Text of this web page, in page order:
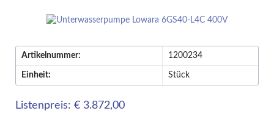
Artikelnummer: 1200234
Einheit: Stück
Listenpreis: € 3.872,00